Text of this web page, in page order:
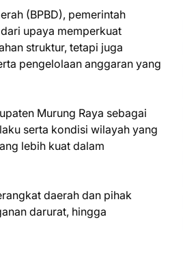
(BPBD), pemerintah
upaya memperkuat
struktur, tetapi juga
pengelolaan anggaran yang
Murung Raya sebagai
serta kondisi wilayah yang
lebih kuat dalam
daerah dan pihak
darurat, hingga